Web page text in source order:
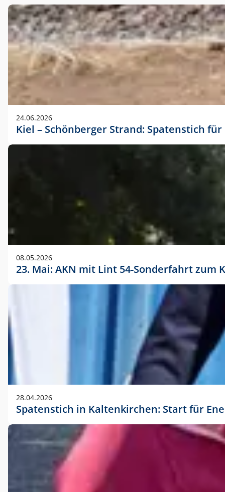
24.06.2026
Kiel – Schönberger Strand: Spatenstich
08.05.2026
23. Mai: AKN mit Lint 54-Sonderfahrt
28.04.2026
Spatenstich in Kaltenkirchen: Start für